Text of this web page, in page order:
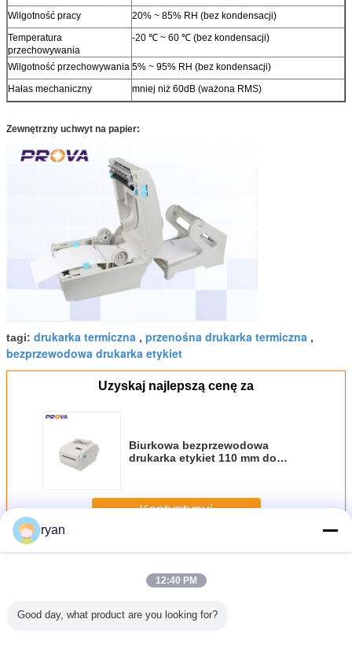
Wilgotność pracy
20% ~ 85% RH (bez kondensacji)
Temperatura
przechowywania
-20 ℃ ~ 60 ℃ (bez kondensacji)
Wilgotność przechowywania 5% ~ 95% RH (bez kondensacji)
Hałas mechaniczny
mniej niż 60dB (ważona RMS)
Zewnętrzny uchwyt na papier:
tagi: drukarka termiczna , przenośna drukarka termiczna ,
bezprzewodowa drukarka etykiet
Uzyskaj najlepszą cenę za
Biurkowa bezprzewodowa
drukarka etykiet 110 mm do
Kontyntynuj
JeszczeTermiczna drukarka etykiet
ryan
12:40 PM
Good day, what product are you looking for?